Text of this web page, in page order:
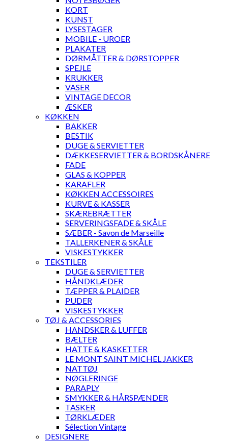
KORT
KUNST
LYSESTAGER
MOBILE - UROER
PLAKATER
DØRMÅTTER & DØRSTOPPER
SPEJLE
KRUKKER
VASER
VINTAGE DECOR
ÆSKER
KØKKEN
BAKKER
BESTIK
DUGE & SERVIETTER
DÆKKESERVIETTER & BORDSKÅNERE
FADE
GLAS & KOPPER
KARAFLER
KØKKEN ACCESSOIRES
KURVE & KASSER
SKÆREBRÆTTER
SERVERINGSFADE & SKÅLE
SÆBER - Savon de Marseille
TALLERKENER & SKÅLE
VISKESTYKKER
TEKSTILER
DUGE & SERVIETTER
HÅNDKLÆDER
TÆPPER & PLAIDER
PUDER
VISKESTYKKER
TØJ & ACCESSORIES
HANDSKER & LUFFER
BÆLTER
HATTE & KASKETTER
LE MONT SAINT MICHEL JAKKER
NATTØJ
NØGLERINGE
PARAPLY
SMYKKER & HÅRSPÆNDER
TASKER
TØRKLÆDER
Sélection Vintage
DESIGNERE